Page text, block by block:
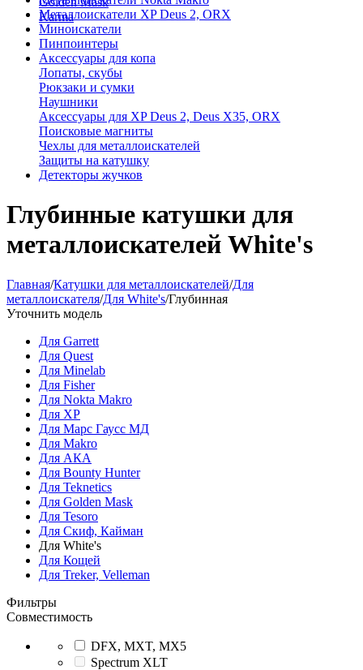
Karma
Металлоискатели XP Deus 2, ORX
Миноискатели
Пинпоинтеры
Аксессуары для копа
Лопаты, скубы
Рюкзаки и сумки
Наушники
Аксессуары для XP Deus 2, Deus X35, ORX
Поисковые магниты
Чехлы для металлоискателей
Защиты на катушку
Детекторы жучков
Глубинные катушки для
металлоискателей White's
Главная/Катушки для металлоискателей/Для
металлоискателя/Для White's/Глубинная
Уточнить модель
Для Garrett
Для Quest
Для Minelab
Для Fisher
Для Nokta Makro
Для XP
Для Марс Гаусс МД
Для Makro
Для АКА
Для Bounty Hunter
Для Teknetics
Для Golden Mask
Для Tesoro
Для Скиф, Кайман
Для White's
Для Кощей
Для Treker, Velleman
Фильтры
Совместимость
DFX, MXT, MX5
Spectrum XLT